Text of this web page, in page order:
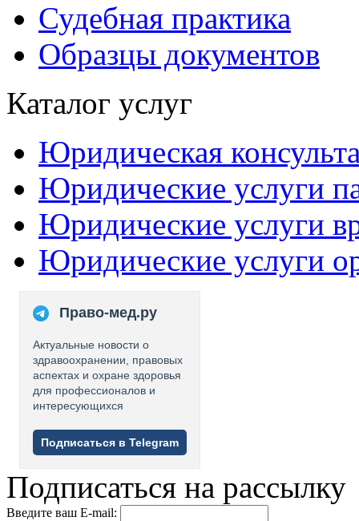
Судебная практика
Образцы документов
Каталог услуг
Юридическая
Юридические услуги
Юридические услуги
Юридические услуги
Право-мед.ру
Актуальные новости о
здравоохранении, правовых
аспектах и охране здоровья
для профессионалов и
интересующихся
Подписаться в Telegram
Подписаться на рассылку
Введите ваш E-mail: